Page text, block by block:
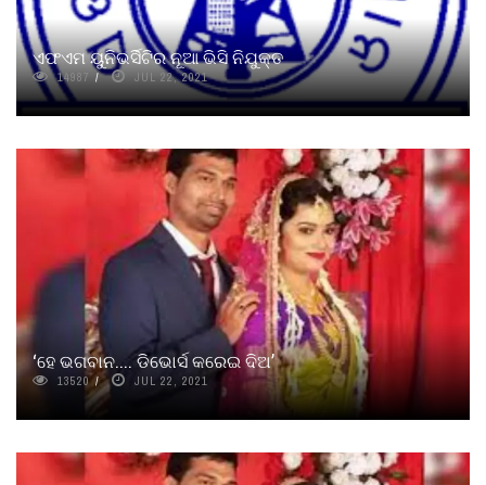
ଏଫଏମ ୟୁନିଭର୍ସିଟିର ନୂଆ ଭିସି ନିଯୁକ୍ତ
14987 JUL 22, 2021
‘ହେ ଭଗବାନ.... ଡିଭୋର୍ସ କରେଇ ଦିଅ’
13520 JUL 22, 2021